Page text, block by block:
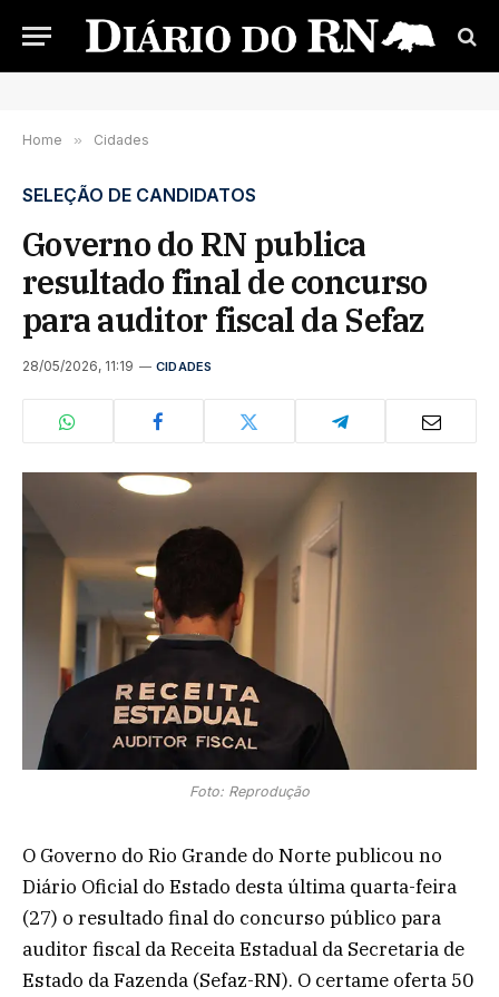
Home » Cidades
SELEÇÃO DE CANDIDATOS
Governo do RN publica
resultado final de concurso
para auditor fiscal da Sefaz
28/05/2026, 11:19 CIDADES
Foto: Reprodução
O Governo do Rio Grande do Norte publicou no
Diário Oficial do Estado desta última quarta-feira
(27) o resultado final do concurso público para
auditor fiscal da Receita Estadual da Secretaria de
Estado da Fazenda (Sefaz-RN). O certame oferta 50